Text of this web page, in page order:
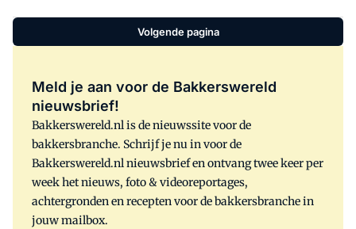
uitstekende grondstoffen.'
presenteren, dus we hebben in de ene
stand de gelamineerde degen centraal
een ijsfietskar, waar we de Cookie
Volgende pagina
Meld je aan voor de Bakkerswereld
nieuwsbrief!
Bakkerswereld.nl is de nieuwssite voor de
bakkersbranche. Schrijf je nu in voor de
Bakkerswereld.nl nieuwsbrief en ontvang twee keer per
week het nieuws, foto & videoreportages,
achtergronden en recepten voor de bakkersbranche in
jouw mailbox.